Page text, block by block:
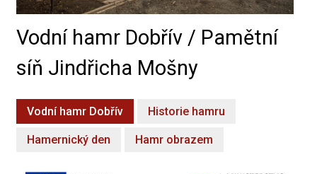
Vodní hamr Dobřív / Pamětní
síň Jindřicha Mošny
Vodní hamr Dobřív Historie hamru
Hamernický den Hamr obrazem